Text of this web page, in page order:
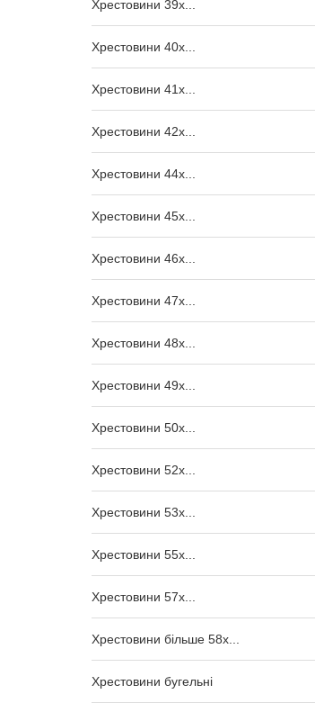
Хрестовини 39x...
Хрестовини 40x...
Хрестовини 41x...
Хрестовини 42x...
Хрестовини 44x...
Хрестовини 45x...
Хрестовини 46x...
Хрестовини 47x...
Хрестовини 48x...
Хрестовини 49x...
Хрестовини 50x...
Хрестовини 52x...
Хрестовини 53x...
Хрестовини 55x...
Хрестовини 57x...
Хрестовини більше 58x...
Хрестовини бугельні